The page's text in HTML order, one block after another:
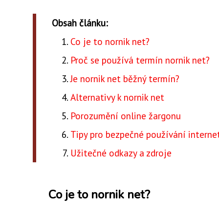
Obsah článku:
Co je to nornik net?
Proč se používá termín nornik net?
Je nornik net běžný termín?
Alternativy k nornik net
Porozumění online žargonu
Tipy pro bezpečné používání
Užitečné odkazy a zdroje
Co je to nornik net?